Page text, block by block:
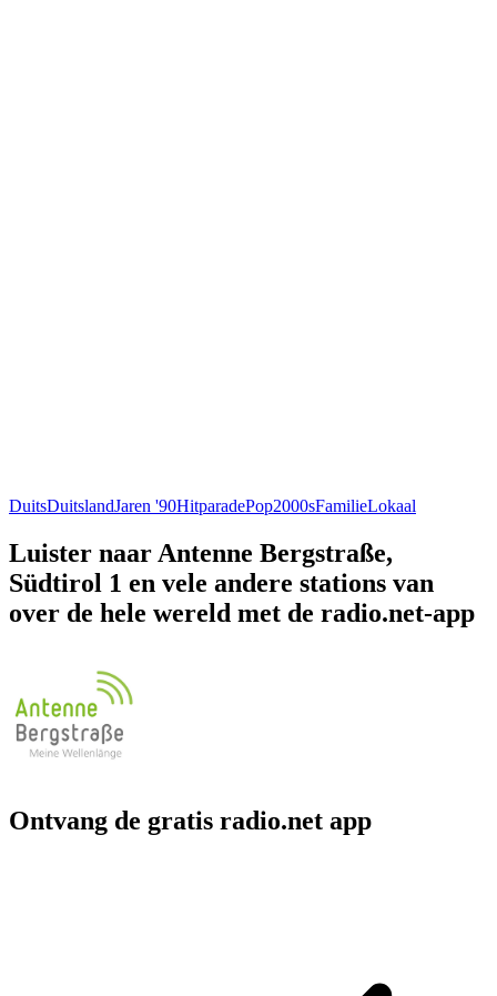
DuitsDuitslandJaren '90HitparadePop2000sFamilieLokaal
Luister naar Antenne Bergstraße,
Südtirol 1 en vele andere stations van
over de hele wereld met de radio.net-app
Ontvang de gratis radio.net app